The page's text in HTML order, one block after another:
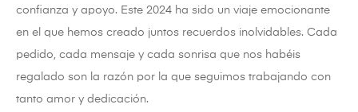
confianza y apoyo. Este 2024 ha sido un viaje emocionante
en el que hemos creado juntos recuerdos inolvidables. Cada
pedido, cada mensaje y cada sonrisa que nos habéis
regalado son la razón por la que seguimos trabajando con
tanto amor y dedicación.